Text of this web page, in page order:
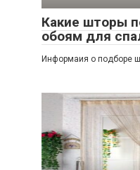
Какие шторы
обоям для
Информаия о подборе